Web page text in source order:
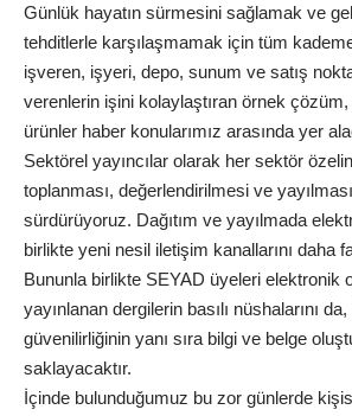
Günlük hayatın sürmesini sağlamak ve
tehditlerle karşılaşmamak için tüm
işveren, işyeri, depo, sunum ve satış
verenlerin işini kolaylaştıran örnek
ürünler haber konularımız arasında yer
Sektörel yayıncılar olarak her sektör
toplanması, değerlendirilmesi ve
sürdürüyoruz. Dağıtım ve yayılmada
birlikte yeni nesil iletişim kanallarını daha
Bununla birlikte SEYAD üyeleri elektronik
yayınlanan dergilerin basılı nüshalarını
güvenilirliğinin yanı sıra bilgi ve belge
saklayacaktır.
İçinde bulunduğumuz bu zor günlerde